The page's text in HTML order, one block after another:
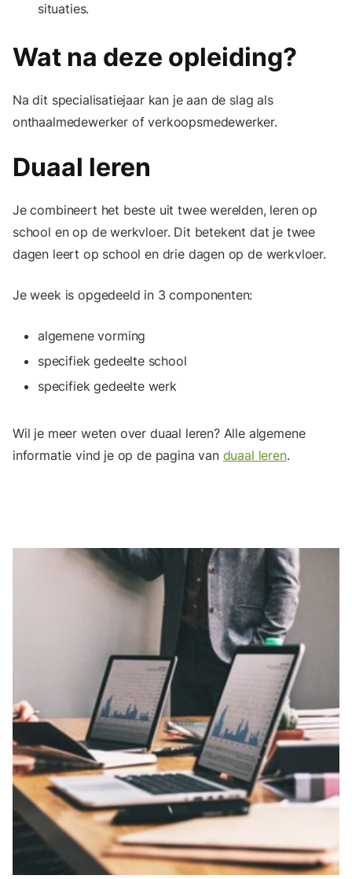
situaties.
Wat na deze opleiding?
Na dit specialisatiejaar kan je aan de slag als
onthaalmedewerker of verkoopsmedewerker.
Duaal leren
Je combineert het beste uit twee werelden, leren op
school en op de werkvloer. Dit betekent dat je twee
dagen leert op school en drie dagen op de werkvloer.
Je week is opgedeeld in 3 componenten:
algemene vorming
specifiek gedeelte school
specifiek gedeelte werk
Wil je meer weten over duaal leren? Alle algemene
informatie vind je op de pagina van duaal leren.